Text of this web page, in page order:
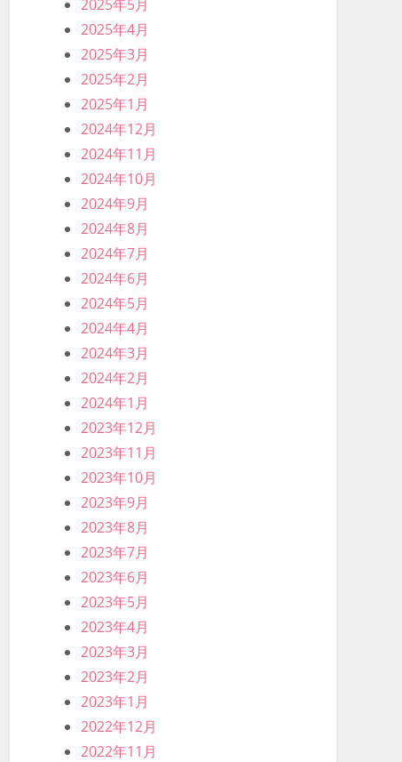
2025年5月
2025年4月
2025年3月
2025年2月
2025年1月
2024年12月
2024年11月
2024年10月
2024年9月
2024年8月
2024年7月
2024年6月
2024年5月
2024年4月
2024年3月
2024年2月
2024年1月
2023年12月
2023年11月
2023年10月
2023年9月
2023年8月
2023年7月
2023年6月
2023年5月
2023年4月
2023年3月
2023年2月
2023年1月
2022年12月
2022年11月